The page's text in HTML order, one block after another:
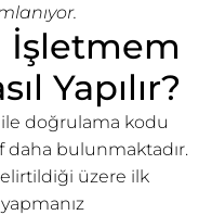
İşletmem
Yapılır?
doğrulama kodu
daha bulunmaktadır.
üzere ilk